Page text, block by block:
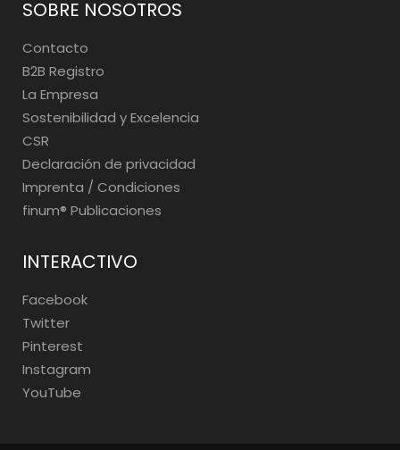
SOBRE NOSOTROS
Contacto
B2B Registro
La Empresa
Sostenibilidad y Excelencia
CSR
Declaración de privacidad
Imprenta / Condiciones
finum®️ Publicaciones
INTERACTIVO
Facebook
Twitter
Pinterest
Instagram
YouTube